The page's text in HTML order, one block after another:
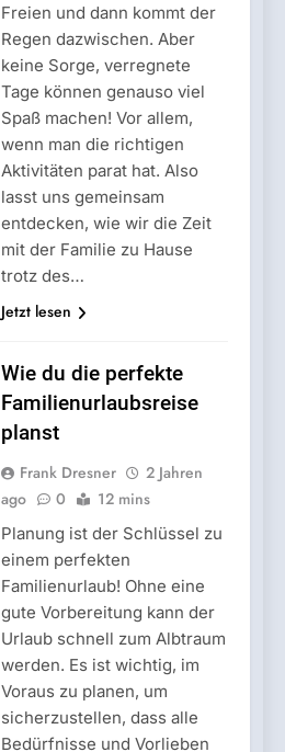
Freien und dann kommt der
Regen dazwischen. Aber
keine Sorge, verregnete
Tage können genauso viel
Spaß machen! Vor allem,
wenn man die richtigen
Aktivitäten parat hat. Also
lasst uns gemeinsam
entdecken, wie wir die Zeit
mit der Familie zu Hause
trotz des…
Jetzt lesen
Wie du die perfekte
Familienurlaubsreise
planst
Frank Dresner
2 Jahren
ago
0 12 mins
Planung ist der Schlüssel zu
einem perfekten
Familienurlaub! Ohne eine
gute Vorbereitung kann der
Urlaub schnell zum Albtraum
werden. Es ist wichtig, im
Voraus zu planen, um
sicherzustellen, dass alle
Bedürfnisse und Vorlieben